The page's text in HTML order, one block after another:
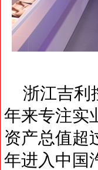
浙江吉利
年来专注实
资产总值超
年进入中国